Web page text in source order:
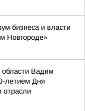
бизнеса и власти
Новгороде»
области Вадим
летием Дня
отрасли